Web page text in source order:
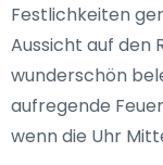
Festlichkeiten
Aussicht auf den
wunderschön
aufregende
wenn die Uhr